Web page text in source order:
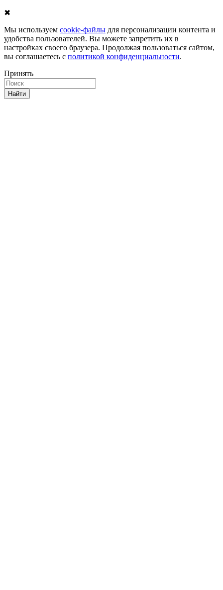
✖
Мы используем cookie-файлы для персонализации контента и
удобства пользователей. Вы можете запретить их в
настройках своего браузера. Продолжая пользоваться сайтом,
вы соглашаетесь с политикой конфиденциальности.
Принять
Найти